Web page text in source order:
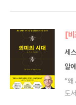
[
세
알
“왜
도